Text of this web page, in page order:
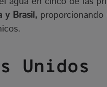
y Brasil,
Unidos